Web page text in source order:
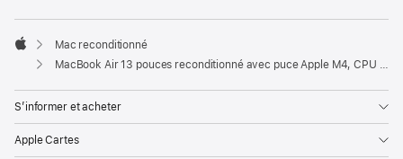
Apple
Mac reconditionné
MacBook Air 13 pouces reconditionné avec puce Apple M4, CPU 10 cœurs et GPU 10 cœurs – Lumière stellaire
S’informer et acheter
Apple Cartes